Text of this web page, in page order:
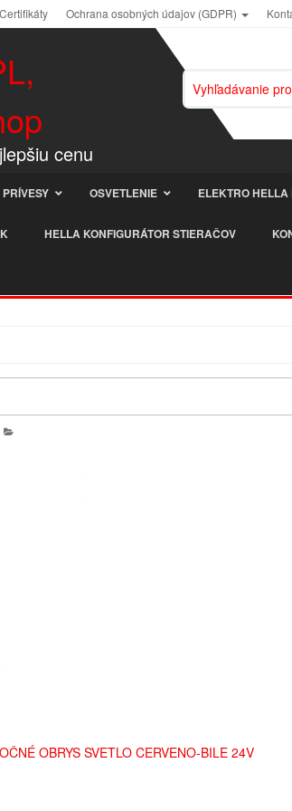
Certifikáty Ochrana osobných údajov (GDPR)
cenu
PRÍVESY OSVETLENIE ELEKTRO
HELLA KONFIGURÁTOR STIERAČOV
OBRYS SVETLO CERVENO-BILE 24V